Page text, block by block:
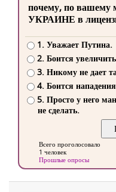
почему, по вашему
УКРАИНЕ в
1. Уважает Путина.
2. Боится
3. Никому не дает
4. Боится
5. Просто у него
не сделать.
Всего проголосовало
1 человек
Прошлые опросы